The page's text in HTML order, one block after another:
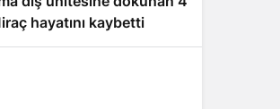
hayatını kaybetti